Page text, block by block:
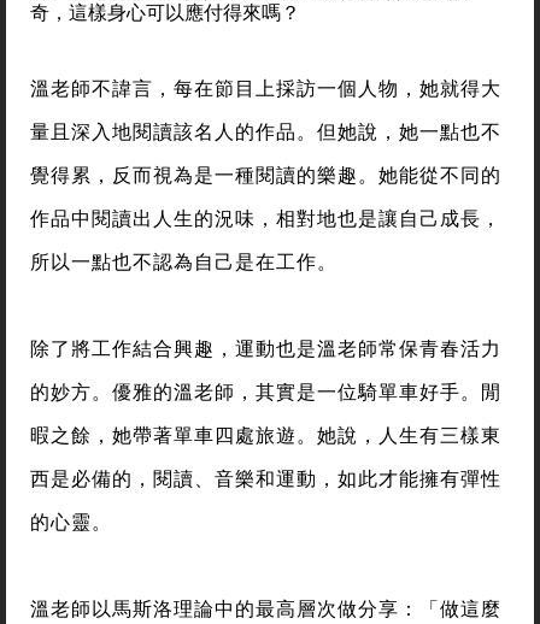
奇，這樣身心可以應付得來嗎？
溫老師不諱言，每在節目上採訪一個人物，她就得大
量且深入地閱讀該名人的作品。但她說，她一點也不
覺得累，反而視為是一種閱讀的樂趣。她能從不同的
作品中閱讀出人生的況味，相對地也是讓自己成長，
所以一點也不認為自己是在工作。
除了將工作結合興趣，運動也是溫老師常保青春活力
的妙方。優雅的溫老師，其實是一位騎單車好手。閒
暇之餘，她帶著單車四處旅遊。她說，人生有三樣東
西是必備的，閱讀、音樂和運動，如此才能擁有彈性
的心靈。
溫老師以馬斯洛理論中的最高層次做分享：「做這麼